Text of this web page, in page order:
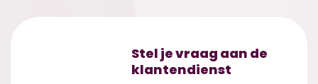
Stel je vraag aan de
klantendienst